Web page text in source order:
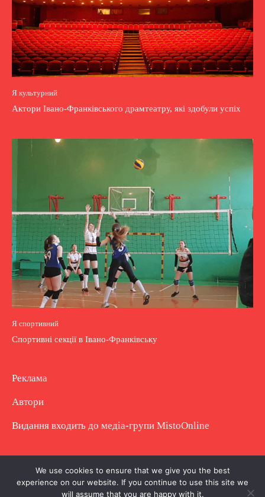
Я культурний
Актори Івано-Франківського драмтеатру, які здобули успіх
Я спортивний
Спортивні секції в Івано-Франківську
Реклама
Автори
Видання входить до медіа-групи MistoOnline
Copyright © Повне використання матеріалу
заборонено. Частково можна з гіперпосиланням.
We use cookies to ensure that we give you the best
experience on our website. If you continue to use this site we
will assume that you are happy with it.